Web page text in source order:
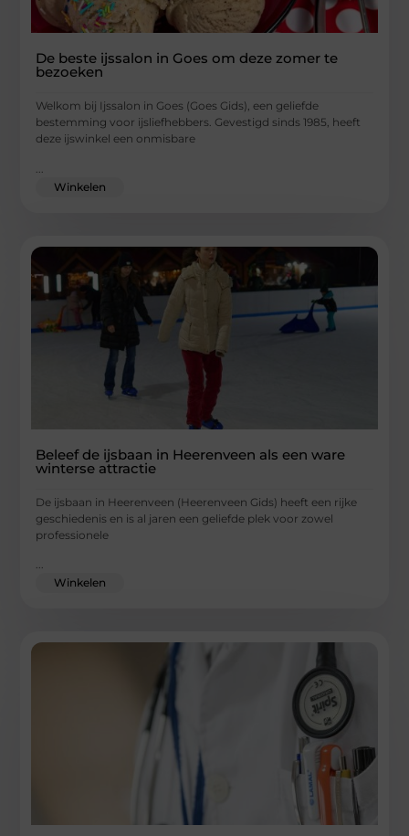
De beste ijssalon in Goes om deze zomer te
bezoeken
Welkom bij Ijssalon in Goes (Goes Gids), een geliefde
bestemming voor ijsliefhebbers. Gevestigd sinds 1985, heeft
deze ijswinkel een onmisbare
Winkelen
Beleef de ijsbaan in Heerenveen als een ware
winterse attractie
De ijsbaan in Heerenveen (Heerenveen Gids) heeft een rijke
geschiedenis en is al jaren een geliefde plek voor zowel
professionele
...
Winkelen